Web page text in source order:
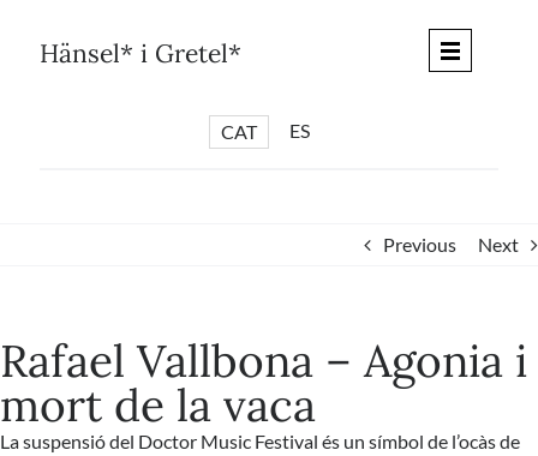
content
Hänsel* i Gretel*
CAT ES
* PISTES LITERÀRIES
*SÈRIE CULTURAL
*DIARI DEL DIA DESPRÉS
Previous Next
Rafael Vallbona – Agonia i
mort de la vaca
La suspensió del Doctor Music Festival és un símbol de l’ocàs de